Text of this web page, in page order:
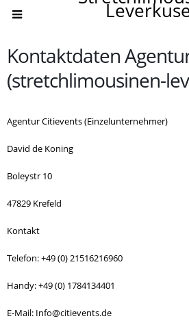
Kontaktdaten
(stretchlimousinen-
Agentur Citievents (Einzelunternehmer)
David de Koning
Boleystr 10
47829 Krefeld
Kontakt
Telefon: +49 (0) 21516216960
Handy: +49 (0) 1784134401
E-Mail: Info@citievents.de